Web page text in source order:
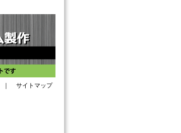
サイトマップ